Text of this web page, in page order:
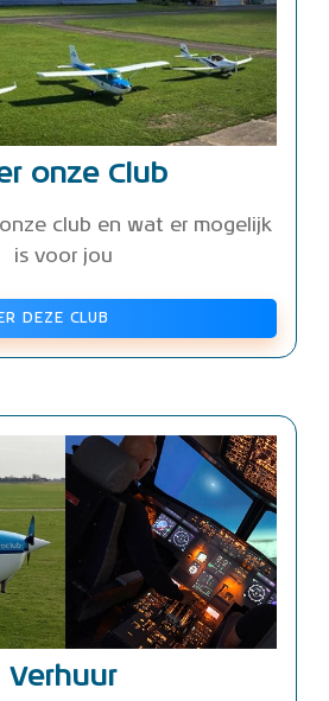
onze Club
club en wat er mogelijk
is voor jou
DEZE CLUB
Verhuur